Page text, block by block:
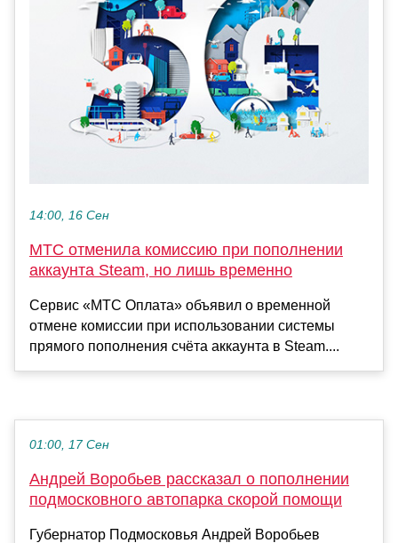
14:00, 16 Сен
МТС отменила комиссию при пополнении
аккаунта Steam, но лишь временно
Сервис «МТС Оплата» объявил о временной
отмене комиссии при использовании системы
прямого пополнения счёта аккаунта в Steam....
01:00, 17 Сен
Андрей Воробьев рассказал о пополнении
подмосковного автопарка скорой помощи
Губернатор Подмосковья Андрей Воробьев